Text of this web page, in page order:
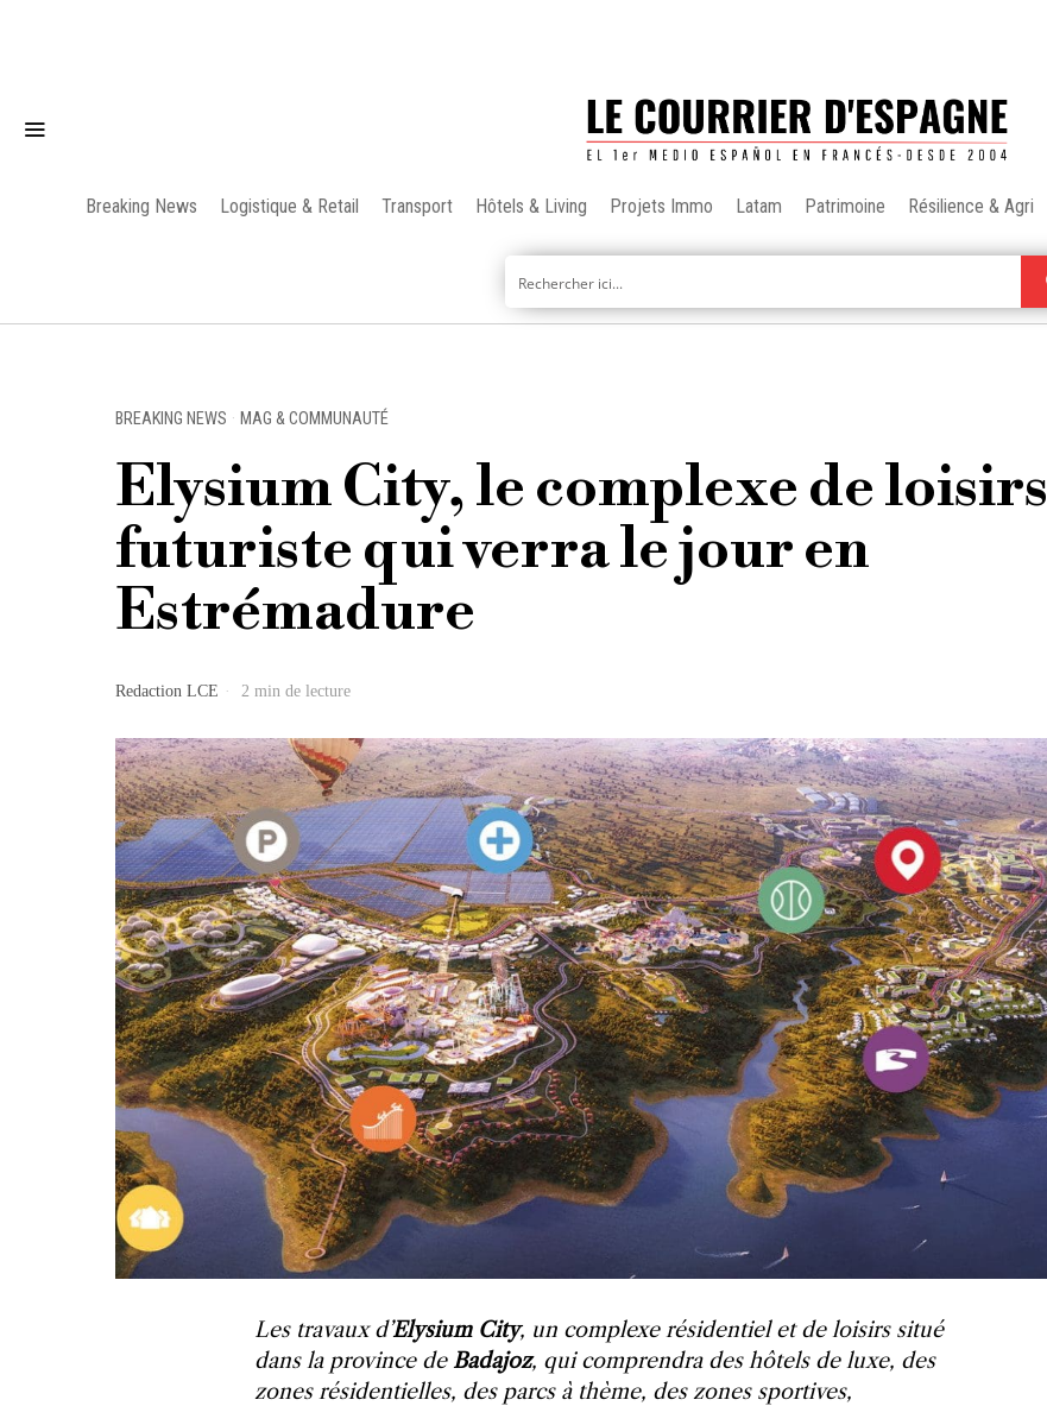
Breaking News Logistique & Retail Transport Hôtels & Living Projets Immo Latam Patrimoine Résilience & Agri
BREAKING NEWS · MAG & COMMUNAUTÉ
Elysium City, le complexe de loisirs
futuriste qui verra le jour en
Estrémadure
Redaction LCE 2 min de lecture
Les travaux d’Elysium City, un complexe résidentiel et de loisirs situé
dans la province deBadajoz, qui comprendra des hôtels de luxe, des
zones résidentielles, des parcs à thème, des zones sportives,